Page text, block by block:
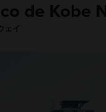
de Kobe
ェイ